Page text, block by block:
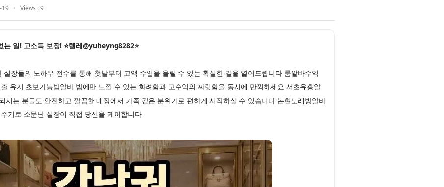
19 Views : 9
일! 고소득 보장! ⭐텔레@yuheyng8282⭐
실장들의 노하우 전수를 통해 첫날부터 고액 수입을 올릴 수 있는 확실한 길을 열어드립니다 룸알바수익
유지 초보가능밤알바 밤에만 느낄 수 있는 화려함과 고수익의 짜릿함을 동시에 만끽하세요 서초유흥알
시는 분들도 안전하고 깔끔한 매장에서 가족 같은 분위기로 편하게 시작하실 수 있습니다 논현노래방알바
기로 소문난 실장이 직접 당신을 케어합니다